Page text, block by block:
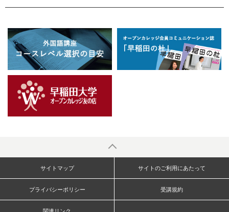
サイトマップ サイトのご利用にあたって
プライバシーポリシー 受講規約